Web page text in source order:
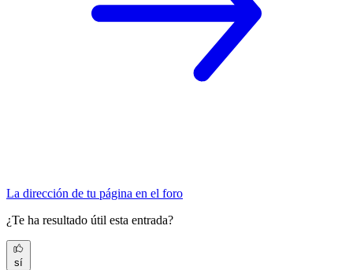
La dirección de tu página en el foro
¿Te ha resultado útil esta entrada?
sí